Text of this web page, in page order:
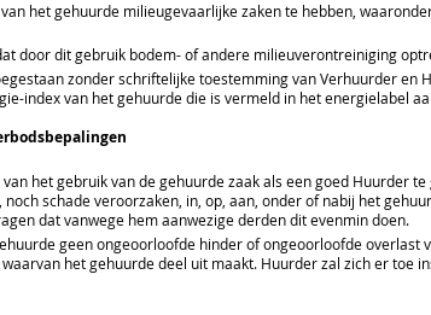
het gehuurde milieugevaarlijke zaken te hebben,
door dit gebruik bodem- of andere milieuverontreiniging
zonder schriftelijke toestemming van Verhuurder
index van het gehuurde die is vermeld in het energielabel
het gebruik van de gehuurde zaak als een goed Huurder
schade veroorzaken, in, op, aan, onder of nabij het
dat vanwege hem aanwezige derden dit evenmin doen.
geen ongeoorloofde hinder of ongeoorloofde overlast
het gehuurde deel uit maakt. Huurder zal zich er toe